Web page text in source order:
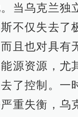
当乌克兰独
不仅失去了
且也对具有
源资源，尤
了控制。一
重失衡，乌